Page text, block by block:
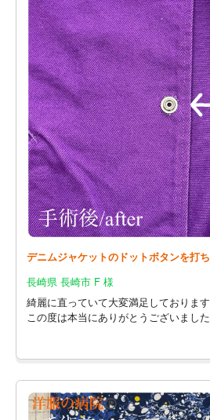
デニムジャケットのドットボタンを打
長崎県 長崎市 F 様
綺麗に直っていて大変満足しております
この度は本当にありがとうございまし